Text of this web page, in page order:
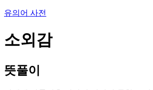
유의어 사전
소외감
뜻풀이